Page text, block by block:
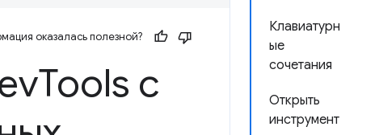
Клавиатурн
ые
сочетания
Открыть
инструмент
оказалась полезной?
Tools с